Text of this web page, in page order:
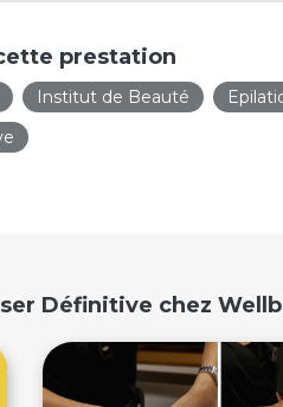
prestation
Institut de Beauté
Définitive chez